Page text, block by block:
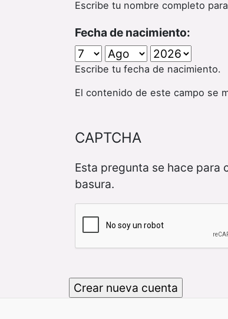
Escribe tu nombre completo
Fecha de nacimiento:
Escribe tu fecha de nacimiento.
El contenido de este campo se
CAPTCHA
Esta pregunta se hace para
basura.